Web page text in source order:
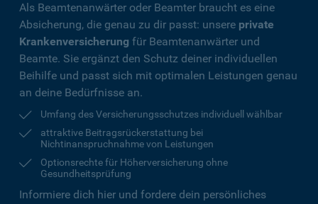
Als Beamtenanwärter oder Beamter braucht es eine
Absicherung, die genau zu dir passt: unsere private
Krankenversicherung für Beamtenanwärter und
Beamte. Sie ergänzt den Schutz deiner individuellen
Beihilfe und passt sich mit optimalen Leistungen genau
an deine Bedürfnisse an.
Umfang des Versicherungsschutzes individuell wählbar
attraktive Beitragsrückerstattung bei
Nichtinanspruchnahme von Leistungen
Optionsrechte für Höherversicherung ohne
Gesundheitsprüfung
Informiere dich hier und fordere dein persönliches